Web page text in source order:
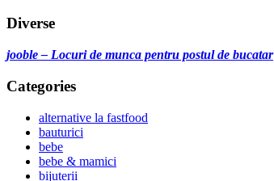
Diverse
jooble – Locuri de munca pentru postul de bucatar
Categories
alternative la fastfood
bauturici
bebe
bebe & mamici
bijuterii